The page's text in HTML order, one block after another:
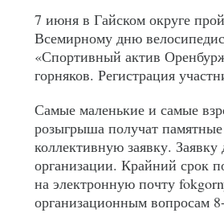
7 июня в Гайском округе
Всемирному дню
«Спортивный актив
горняков. Регистрация
Самые маленькие и самые
розыгрыша получат
коллективную заявку.
организации. Крайний срок
на электронную почту
организационным вопросам